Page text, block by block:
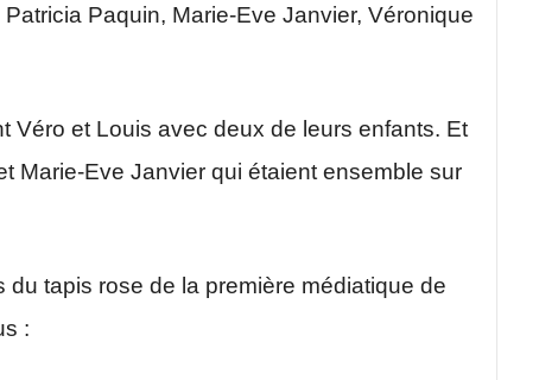
Paquin, Marie-Eve Janvier, Véronique
Véro et Louis avec deux de leurs enfants. Et
Marie-Eve Janvier qui étaient ensemble sur
tapis rose de la première médiatique de
: